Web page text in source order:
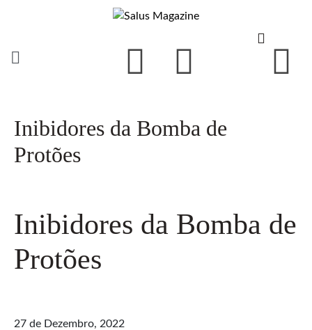
Inibidores da Bomba de
Protões
Inibidores da Bomba de
Protões
27 de Dezembro, 2022